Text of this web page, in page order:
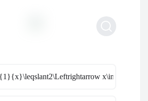
x\in\left]-